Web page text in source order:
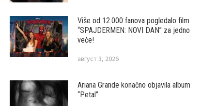
Više od 12.000 fanova pogledalo film
“SPAJDERMEN: NOVI DAN” za jedno
veče!
август 3, 2026
Ariana Grande konačno objavila album
“Petal”